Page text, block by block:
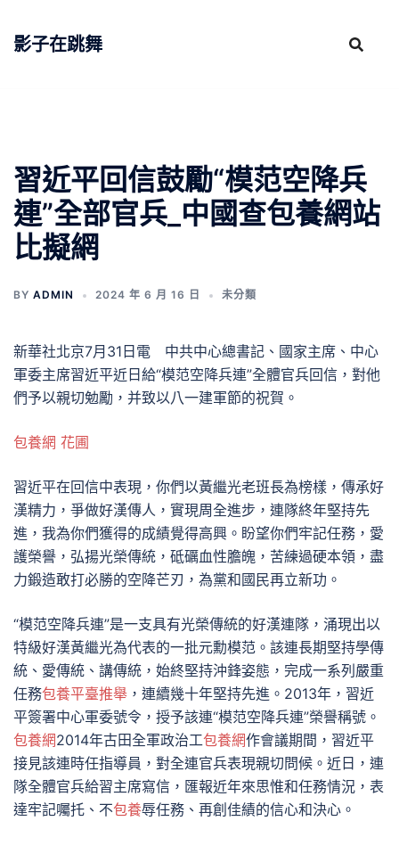
影子在跳舞
習近平回信鼓勵“模范空降兵
連”全部官兵_中國查包養網站
比擬網
BY ADMIN 2024 年 6 月 16 日 未分類
新華社北京7月31日電 中共中心總書記、國家主席、中心
軍委主席習近平近日給“模范空降兵連”全體官兵回信，對他
們予以親切勉勵，并致以八一建軍節的祝賀。
包養網 花圃
習近平在回信中表現，你們以黃繼光老班長為榜樣，傳承好
漢精力，爭做好漢傳人，實現周全進步，連隊終年堅持先
進，我為你們獲得的成績覺得高興。盼望你們牢記任務，愛
護榮譽，弘揚光榮傳統，砥礪血性膽魄，苦練過硬本領，盡
力鍛造敢打必勝的空降芒刃，為黨和國民再立新功。
“模范空降兵連”是一支具有光榮傳統的好漢連隊，涌現出以
特級好漢黃繼光為代表的一批元勳模范。該連長期堅持學傳
統、愛傳統、講傳統，始終堅持沖鋒姿態，完成一系列嚴重
任務包養平臺推舉 ，連續幾十年堅持先進。2013年，習近
平簽署中心軍委號令，授予該連“模范空降兵連”榮譽稱號。
包養網2014年古田全軍政治工包養網作會議期間，習近平
接見該連時任指導員，對全連官兵表現親切問候。近日，連
隊全體官兵給習主席寫信，匯報近年來思惟和任務情況，表
達牢記囑托、不包養辱任務、再創佳績的信心和決心。